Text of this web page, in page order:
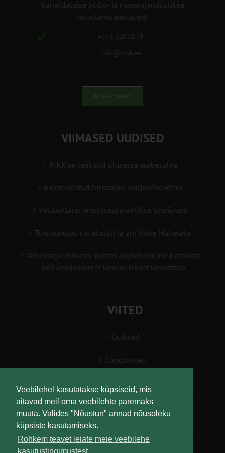
Veebilehel kasutatakse küpsiseid, mis
aitavad meil oma veebilehte paremaks
muuta. Valides "Nõustun" annad nõusoleku
küpsiste kasutamiseks.
Rohkem teavet leiate meie veebilehe
korraldatalse põllu- ja maamajanduslikke
nõustamisteenuseid.
+372 5201078
info@pikk.ee
Kirjuta meile!
VIIMASED UUDISED
PIKK.ee teekond ühtsesse teabesalve
Ammendatud turbaalad marjapõldudeks
Virtuaaltara: unistusest praktilise tööriistani
Turuaiandus kui elustiil ja äri: Väike Mahetalu
Vähemaga rohkem: kuidas digilahendused aitavad
põllumajanduses kasumlikkust kasvatada
VIITED
Uudised
Sündmused
Teabesalv
Liitu uudiskirjaga